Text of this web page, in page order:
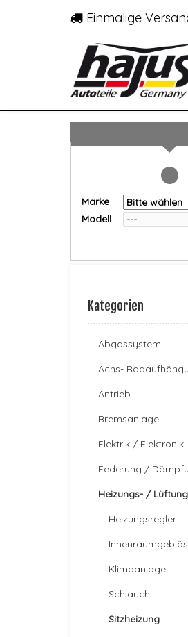
Einmalige
Marke
Modell
Kategorien
Abgassystem
Achs-
Antrieb
Bremsanlage
Elektrik / Elektronik
Federung /
Heizungs- /
Heizungsregler
Klimaanlage
Schlauch
Sitzheizung